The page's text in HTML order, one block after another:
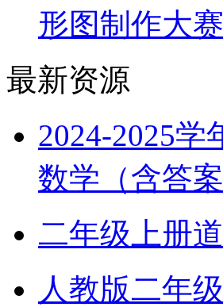
形图制作大
最新资源
2024-2025
数学（含答案
二年级上册
人教版二年